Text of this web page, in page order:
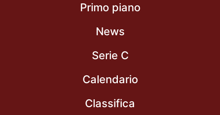
Primo piano
News
Serie C
Calendario
Classifica